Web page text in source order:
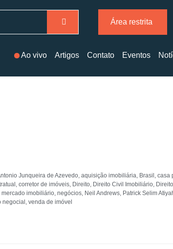
Área restrita
Ao vivo Artigos Contato Eventos
Junqueira de Azevedo, aquisição imobiliária, Brasil , casa
, corretor de imóveis, Direito, Direito Civil Imobiliário,
mercado imobiliário, negócios, Neil Andrews, Patrick Selim
negocial , venda de imóvel